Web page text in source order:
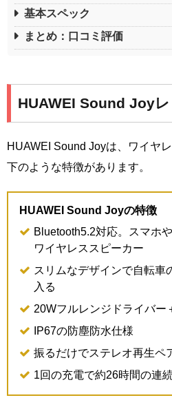
基本スペック
まとめ：口コミ評価
HUAWEI Sound Joy
HUAWEI Sound Joyは、ワイヤ
下のような特徴があります。
HUAWEI Sound Joyの特徴
Bluetooth5.2対応。スマホ
ワイヤレススピーカー
スリムなデザインで自転車
入る
20Wフルレンジドライバー
IP67の防塵防水仕様
振るだけでステレオ再生ペ
1回の充電で約26時間の連